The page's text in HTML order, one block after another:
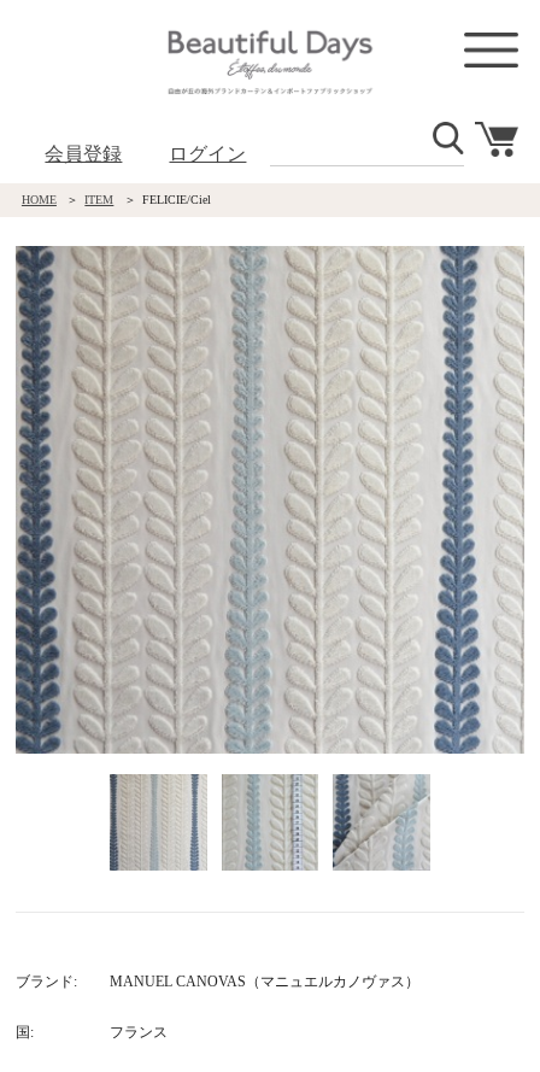
会員登録 ログイン
HOME ITEM FELICIE/Ciel
ブランド MANUEL CANOVAS（マニュエルカノヴァス）
国 フランス